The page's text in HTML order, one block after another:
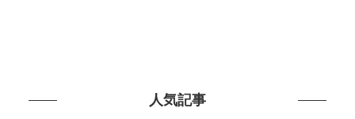
人気記事